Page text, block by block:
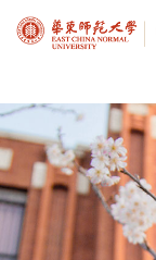
91直播